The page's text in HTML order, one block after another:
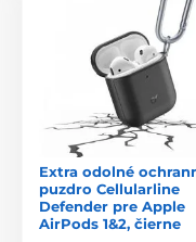
Extra odolné
puzdro Cellularline
Defender pre Apple
AirPods 1&2, čierne